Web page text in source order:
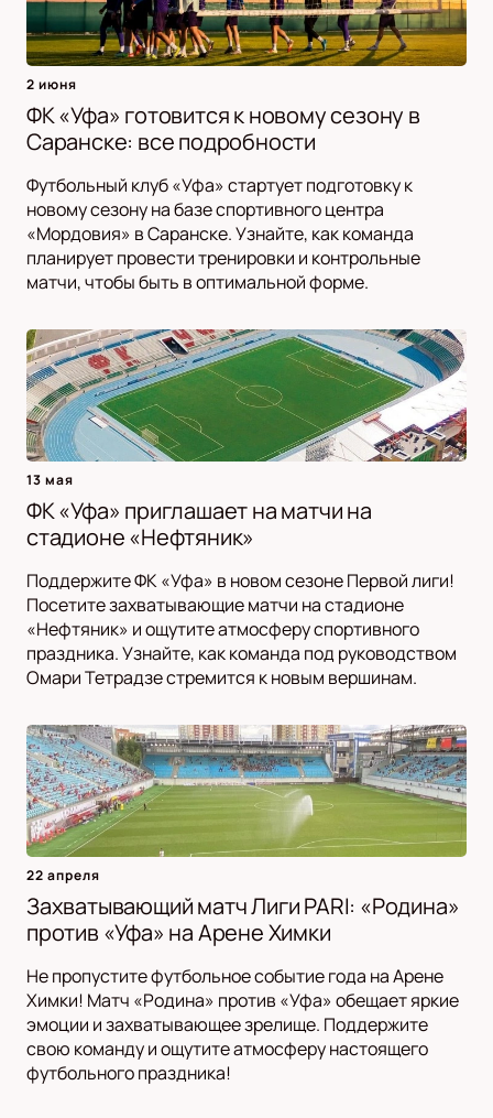
2 июня
ФК «Уфа» готовится к новому сезону в
Саранске: все подробности
Футбольный клуб «Уфа» стартует подготовку к
новому сезону на базе спортивного центра
«Мордовия» в Саранске. Узнайте, как команда
планирует провести тренировки и контрольные
матчи, чтобы быть в оптимальной форме.
13 мая
ФК «Уфа» приглашает на матчи на
стадионе «Нефтяник»
Поддержите ФК «Уфа» в новом сезоне Первой лиги!
Посетите захватывающие матчи на стадионе
«Нефтяник» и ощутите атмосферу спортивного
праздника. Узнайте, как команда под руководством
Омари Тетрадзе стремится к новым вершинам.
22 апреля
Захватывающий матч Лиги PARI: «Родина»
против «Уфа» на Арене Химки
Не пропустите футбольное событие года на Арене
Химки! Матч «Родина» против «Уфа» обещает яркие
эмоции и захватывающее зрелище. Поддержите
свою команду и ощутите атмосферу настоящего
футбольного праздника!